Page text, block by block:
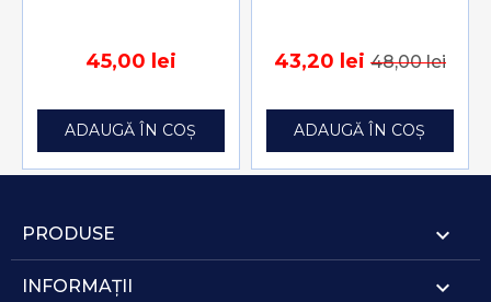
45,00 lei
ADAUGĂ ÎN COȘ
43,20 lei 48,00 lei
ADAUGĂ ÎN COȘ
PRODUSE 
INFORMAȚII 